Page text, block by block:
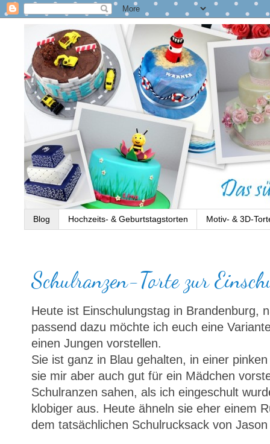
Blog Hochzeits- & Geburtstagstorten Motiv- & 3D-
Schulranzen-Torte zur
Heute ist Einschulungstag in Brandenburg,
passend dazu möchte ich euch eine
einen Jungen vorstellen.
Sie ist ganz in Blau gehalten, in einer
sie mir aber auch gut für ein Mädchen
Schulranzen sahen, als ich eingeschult
klobiger aus. Heute ähneln sie eher einem
dem tatsächlichen Schulrucksack von